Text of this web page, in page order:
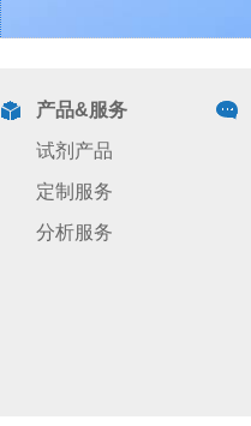
产品&服务
试剂产品
定制服务
分析服务